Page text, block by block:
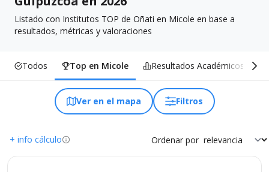
Listado con Institutos TOP de Oñati en Micole en base a
resultados, métricas y valoraciones
Todos Top en Micole Resultados Académicos
Ver en el mapa Filtros
+ info cálculo Ordenar por